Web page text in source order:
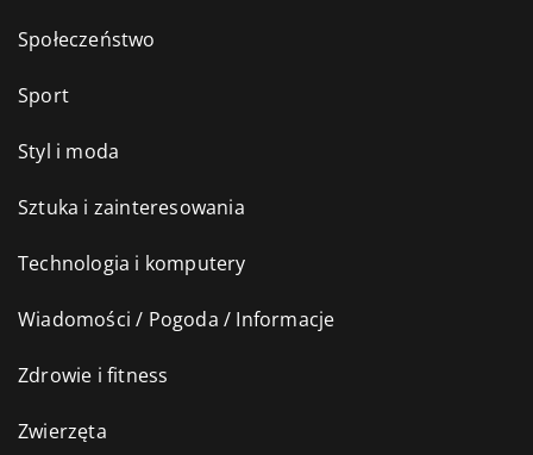
Społeczeństwo
Sport
Styl i moda
Sztuka i zainteresowania
Technologia i komputery
Wiadomości / Pogoda / Informacje
Zdrowie i fitness
Zwierzęta